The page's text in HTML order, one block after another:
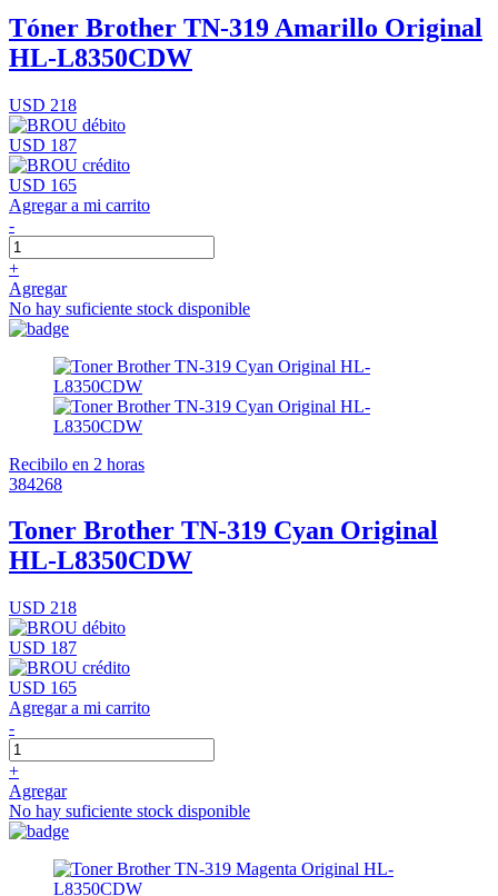
Tóner Brother TN-319 Amarillo Original
HL-L8350CDW
USD 218
USD 187
USD 165
Agregar a mi carrito
-
+
Agregar
No hay suficiente stock disponible
Recibilo en 2 horas
384268
Toner Brother TN-319 Cyan Original
HL-L8350CDW
USD 218
USD 187
USD 165
Agregar a mi carrito
-
+
Agregar
No hay suficiente stock disponible